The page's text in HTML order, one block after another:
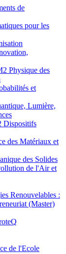
de
pour les
Physique des
et
Lumière,
des Matériaux et
des Solides
de l'Air et
Renouvelables :
(Master)
de l'Ecole